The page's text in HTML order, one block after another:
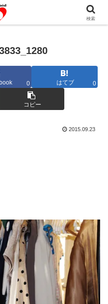
トーリーを変えていく！。
0 はてブ 0
コピー
2015.09.23
検索